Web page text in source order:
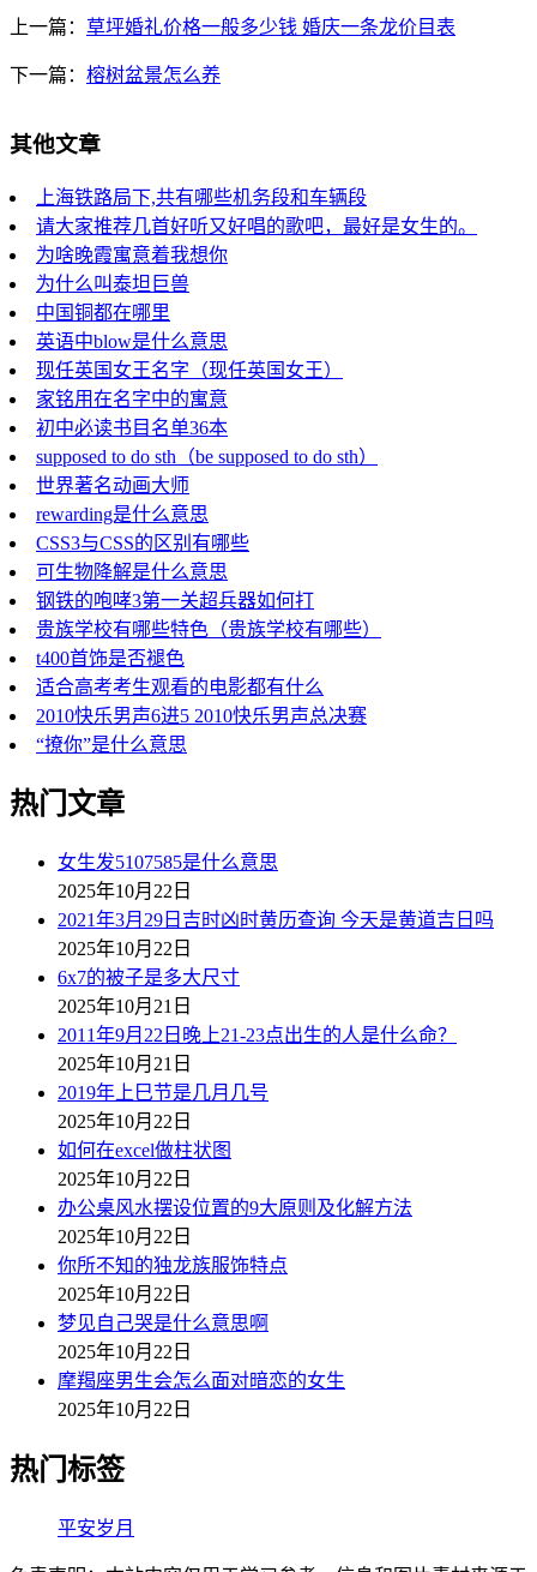
上一篇： 草坪婚礼价格一般多少钱 婚庆一条龙价目表
下一篇： 榕树盆景怎么养
其他文章
上海铁路局下,共有哪些机务段和车辆段
请大家推荐几首好听又好唱的歌吧，最好是女生的。
为啥晚霞寓意着我想你
为什么叫泰坦巨兽
中国铜都在哪里
英语中blow是什么意思
现任英国女王名字（现任英国女王）
家铭用在名字中的寓意
初中必读书目名单36本
supposed to do sth（be supposed to do sth）
世界著名动画大师
rewarding是什么意思
CSS3与CSS的区别有哪些
可生物降解是什么意思
钢铁的咆哮3第一关超兵器如何打
贵族学校有哪些特色（贵族学校有哪些）
t400首饰是否褪色
适合高考考生观看的电影都有什么
2010快乐男声6进5 2010快乐男声总决赛
“撩你”是什么意思
热门文章
女生发5107585是什么意思
2025年10月22日
2021年3月29日吉时凶时黄历查询 今天是黄道吉日吗
2025年10月22日
6x7的被子是多大尺寸
2025年10月21日
2011年9月22日晚上21-23点出生的人是什么命？
2025年10月21日
2019年上巳节是几月几号
2025年10月22日
如何在excel做柱状图
2025年10月22日
办公桌风水摆设位置的9大原则及化解方法
2025年10月22日
你所不知的独龙族服饰特点
2025年10月22日
梦见自己哭是什么意思啊
2025年10月22日
摩羯座男生会怎么面对暗恋的女生
2025年10月22日
热门标签
平安岁月